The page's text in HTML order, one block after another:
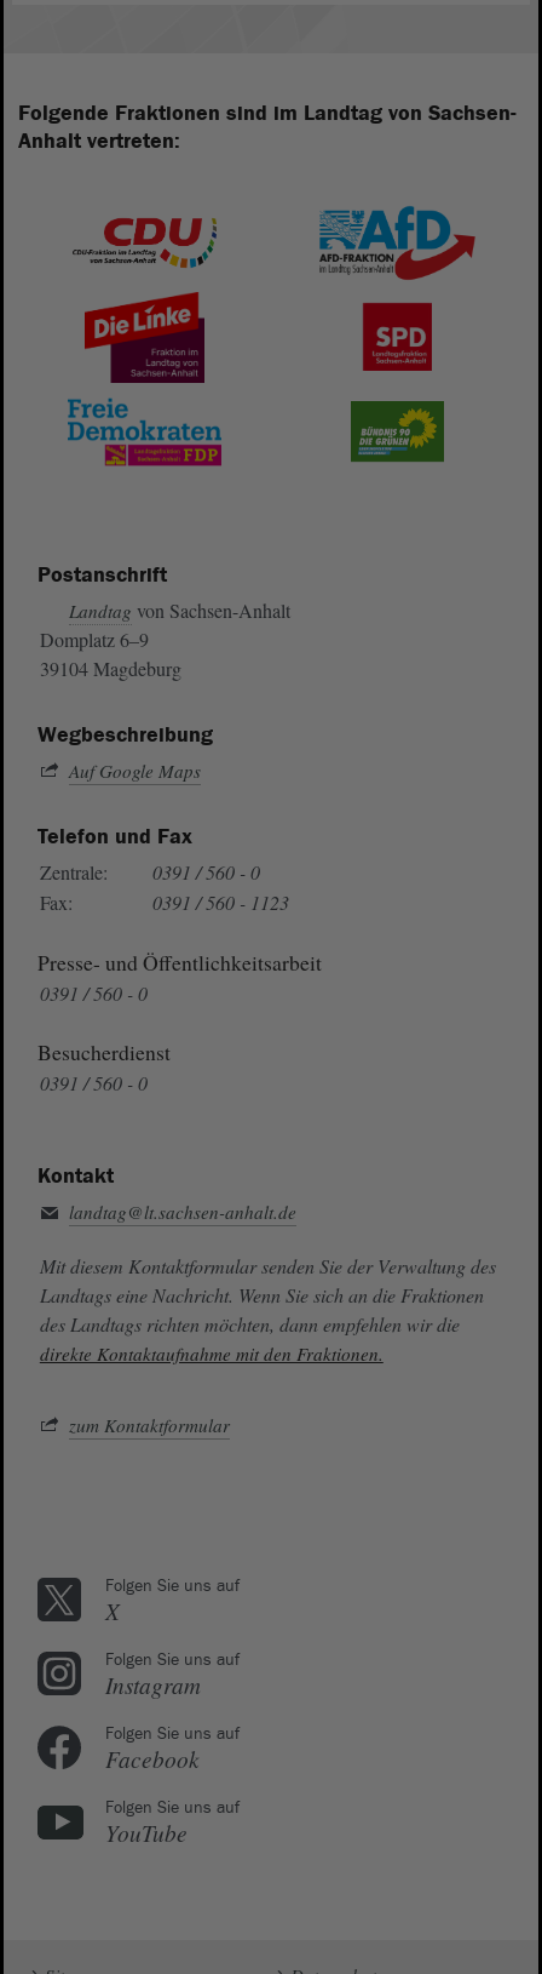
Folgende Fraktionen sind im Landtag von Sachsen-
Anhalt vertreten:
Postanschrift
Landtag von Sachsen-Anhalt
Domplatz 6–9
39104 Magdeburg
Wegbeschreibung
Auf Google Maps
Telefon und Fax
Zentrale:
0391 / 560 - 0
Fax:
0391 / 560 - 1123
Presse- und Öffentlichkeitsarbeit
0391 / 560 - 0
Besucherdienst
0391 / 560 - 0
Kontakt
landtag@lt.sachsen-anhalt.de
Mit diesem Kontaktformular senden Sie der Verwaltung des
Landtags eine Nachricht. Wenn Sie sich an die Fraktionen
des Landtags richten möchten, dann empfehlen wir die
direkte Kontaktaufnahme mit den Fraktionen.
zum Kontaktformular
Folgen Sie uns auf
X
Folgen Sie uns auf
Instagram
Folgen Sie uns auf
Facebook
Folgen Sie uns auf
YouTube